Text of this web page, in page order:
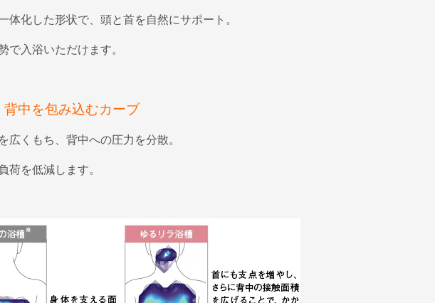
体化した形状で、頭と首を自然にサポート。
で入浴いただけます。
背中を包み込むカーブ
広くもち、背中への圧力を分散。
荷を低減します。